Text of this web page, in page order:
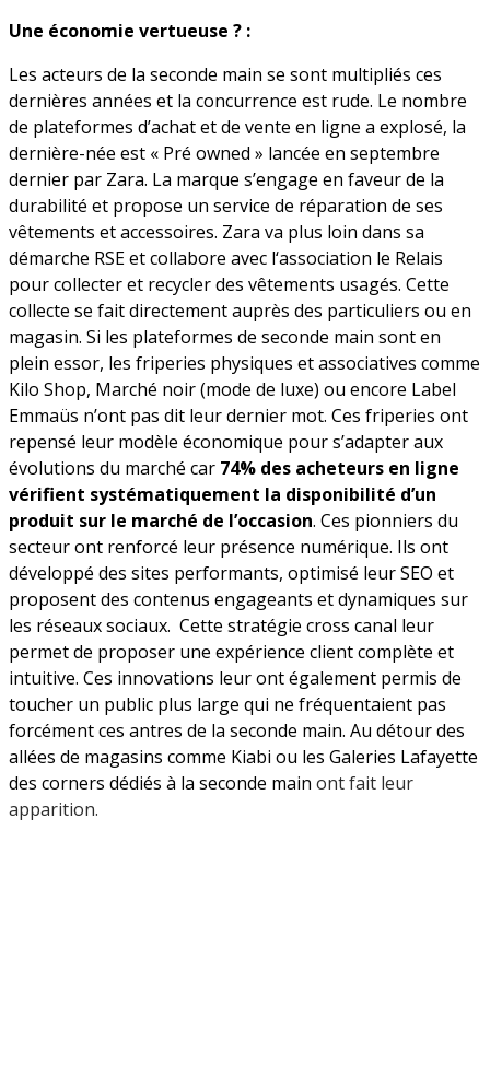
Une économie vertueuse ? :
Les acteurs de la seconde main se sont multipliés ces
dernières années et la concurrence est rude. Le nombre
de plateformes d’achat et de vente en ligne a explosé, la
dernière-née est « Pré owned » lancée en septembre
dernier par Zara. La marque s’engage en faveur de la
durabilité et propose un service de réparation de ses
vêtements et accessoires. Zara va plus loin dans sa
démarche RSE et collabore avec l‘association le Relais
pour collecter et recycler des vêtements usagés. Cette
collecte se fait directement auprès des particuliers ou en
magasin. Si les plateformes de seconde main sont en
plein essor, les friperies physiques et associatives comme
Kilo Shop, Marché noir (mode de luxe) ou encore Label
Emmaüs n’ont pas dit leur dernier mot. Ces friperies ont
repensé leur modèle économique pour s’adapter aux
évolutions du marché car 74% des acheteurs en ligne
vérifient systématiquement la disponibilité d’un
produit sur le marché de l’occasion. Ces pionniers du
secteur ont renforcé leur présence numérique. Ils ont
développé des sites performants, optimisé leur SEO et
proposent des contenus engageants et dynamiques sur
les réseaux sociaux. Cette stratégie cross canal leur
permet de proposer une expérience client complète et
intuitive. Ces innovations leur ont également permis de
toucher un public plus large qui ne fréquentaient pas
forcément ces antres de la seconde main. Au détour des
allées de magasins comme Kiabi ou les Galeries Lafayette
des corners dédiés à la seconde main ont fait leur
apparition.